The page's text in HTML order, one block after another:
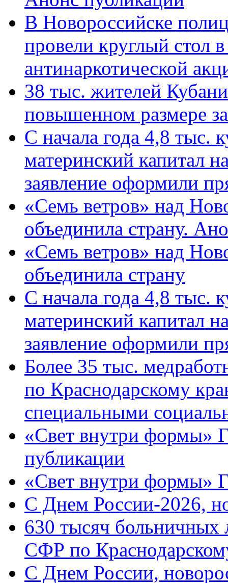
В Новороссийске
провели круглый стол
антинаркотической
38 тыс. жителей
повышенном размере
С начала года 4,8 тыс.
материнский капитал
заявление оформили
«Семь ветров» над
объединила страну.
«Семь ветров» над
объединила страну
С начала года 4,8 тыс.
материнский капитал
заявление оформили
Более 35 тыс.
по Краснодарскому
специальными
«Свет внутри формы»
публикации
«Свет внутри формы»
C Днем России-2026,
630 тысяч больничных
СФР по
C Днем России,